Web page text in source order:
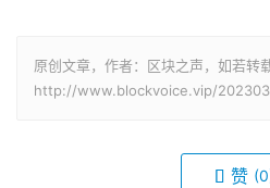
原创文章，作者：区块之声，如若转
http://www.blockvoice.vip/
赞